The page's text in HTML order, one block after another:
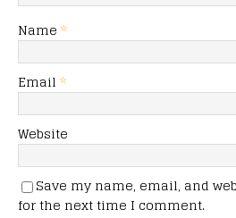
Name *
Email *
Website
Save my name, email, and
for the next time I comment.